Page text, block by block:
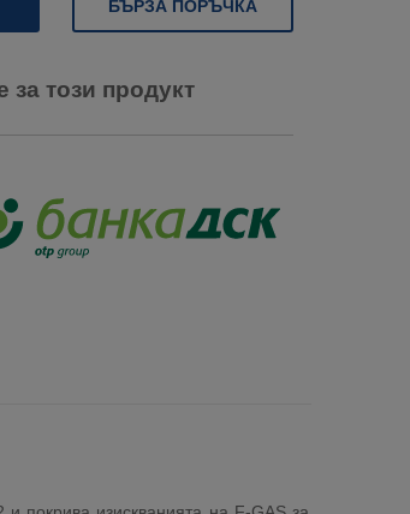
БЪРЗА ПОРЪЧКА
за този продукт